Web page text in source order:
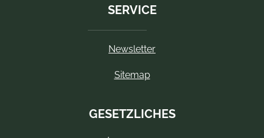
SERVICE
Newsletter
Sitemap
GESETZLICHES